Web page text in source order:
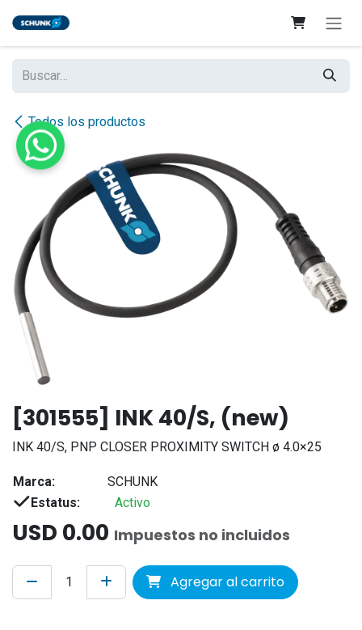
Todos los productos
[301555] INK 40/S, (new)
INK 40/S, PNP CLOSER PROXIMITY SWITCH ø 4.0×25
Marca:
SCHUNK
Estatus:
Activo
USD 0.00 Impuestos no incluidos
Agregar al carrito